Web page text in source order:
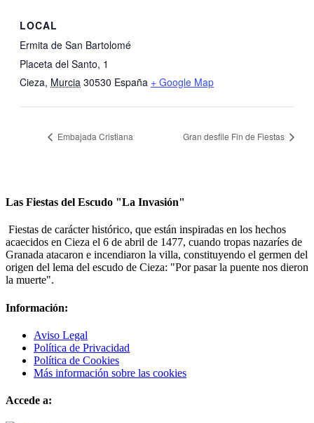
LOCAL
Ermita de San Bartolomé
Placeta del Santo, 1
Cieza, Murcia 30530 España + Google Map
Embajada Cristiana Gran desfile Fin de Fiestas
Las Fiestas del Escudo "La Invasión"
Fiestas de carácter histórico, que están inspiradas en los hechos
acaecidos en Cieza el 6 de abril de 1477, cuando tropas nazaríes de
Granada atacaron e incendiaron la villa, constituyendo el germen del
origen del lema del escudo de Cieza: "Por pasar la puente nos dieron
la muerte".
Información:
Aviso Legal
Política de Privacidad
Política de Cookies
Más información sobre las cookies
Accede a: